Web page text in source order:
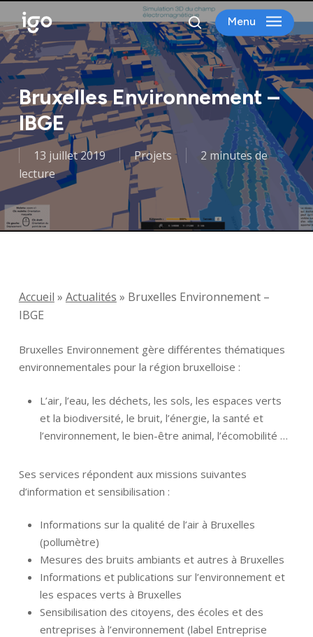
to
main
content
search
Menu
Bruxelles Environnement –
IBGE
13 juillet 2019 Projets
2 minutes de
lecture
Accueil » Actualités » Bruxelles Environnement –
IBGE
Bruxelles Environnement gère différentes thématiques
environnementales pour la région bruxelloise :
L’air, l’eau, les déchets, les sols, les espaces verts
et la biodiversité, le bruit, l’énergie, la santé et
l’environnement, le bien-être animal, l’écomobilité …
Ses services répondent aux missions suivantes
d’information et sensibilisation :
Informations sur la qualité de l’air à Bruxelles
(pollumètre)
Mesures des bruits ambiants et autres à Bruxelles
Informations et publications sur l’environnement et
les espaces verts à Bruxelles
Sensibilisation des citoyens, des écoles et des
entreprises à l’environnement (label Entreprise